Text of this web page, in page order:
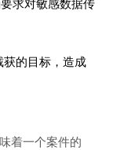
求对敏感数据传
获的目标，造成
着一个案件的